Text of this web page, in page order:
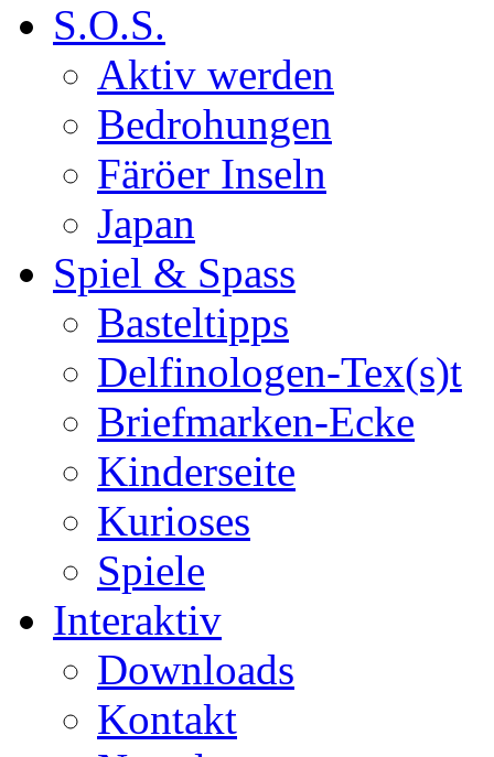
S.O.S.
Aktiv werden
Bedrohungen
Färöer Inseln
Japan
Spiel & Spass
Basteltipps
Delfinologen-Tex(s)t
Briefmarken-Ecke
Kinderseite
Kurioses
Spiele
Interaktiv
Downloads
Kontakt